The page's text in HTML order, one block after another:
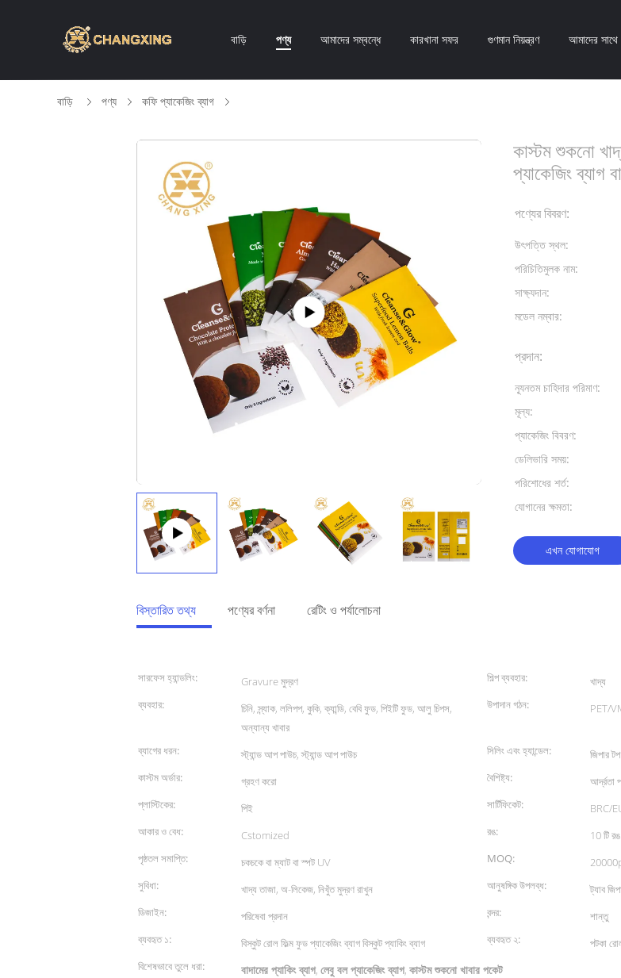
বাড়ি পণ্য আমাদের সম্বন্ধে কারখানা সফর গুণমান নিয়ন্ত্রণ আমাদের
বাড়ি পণ্য কফি প্যাকেজিং ব্যাগ
কাস্টম শুকনো
প্যাকেজিং ব্যাগ
পণ্যের বিবরণ:
উৎপত্তি স্থল:
পরিচিতিমুলক নাম:
সাক্ষ্যদান:
মডেল নম্বার:
প্রদান:
ন্যূনতম চাহিদার পরিমাণ:
মূল্য:
প্যাকেজিং বিবরণ:
ডেলিভারি সময়:
পরিশোধের শর্ত:
যোগানের ক্ষমতা:
এখন যোগাযোগ
বিস্তারিত তথ্য পণ্যের বর্ণনা রেটিং ও পর্যালোচনা
সারফেস হ্যান্ডলিং: Gravure মুদ্রণ শিল্প ব্যবহার:
খাদ্য
ব্যবহার:
চিনি, স্ন্যাক, ললিপপ, কুকি, ক্যান্ডি, বেবি ফুড, পিইটি ফুড, আলু চিপস,
অন্যান্য খাবার
উপাদান গঠন: PET/
ব্যাগের ধরন: স্ট্যান্ড আপ পাউচ, স্ট্যান্ড আপ পাউচ সিলিং এবং হ্যান্ডেল:
জিপার টপ
কাস্টম অর্ডার:
গ্রহণ করো বৈশিষ্ট্য:
আর্দ্রতা
প্লাস্টিকের:
পিই সার্টিফিকেট:
BRC/
আকার ও বেধ:
Cstomized রঙ:
10 টি
পৃষ্ঠতল সমাপ্তি:
চকচকে বা ম্যাট বা স্পট UV MOQ:
সুবিধা:
খাদ্য তাজা, অ-লিকেজ, নিখুঁত মুদ্রণ রাখুন আনুষঙ্গিক উপলব্ধ:
ট্যাব
ডিজাইন:
পরিষেবা প্রদান বন্দর:
শান্তু
ব্যবহৃত ১:
বিস্কুট রোল ফিল্ম ফুড প্যাকেজিং ব্যাগ বিস্কুট প্যাকিং ব্যাগ ব্যবহৃত ২:
পটকা
বিশেষভাবে তুলে ধরা:
বাদামের প্যাকিং ব্যাগ, লেবু বল প্যাকেজিং ব্যাগ, কাস্টম শুকনো খাবার পকেট